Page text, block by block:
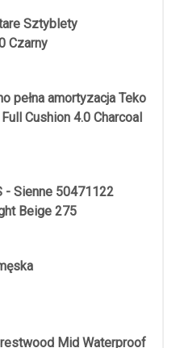
Sztyblety
Czarny
pełna amortyzacja Teko
Cushion 4.0 Charcoal
- Sienne 50471122
Beige 275
Mid Waterproof